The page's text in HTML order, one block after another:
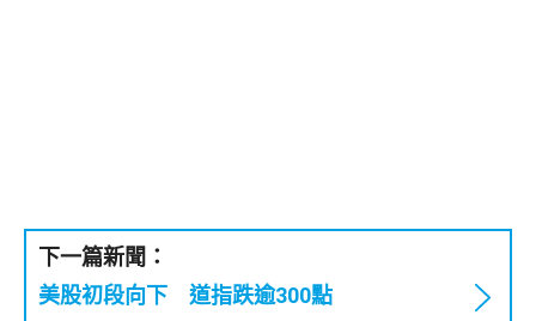
下一篇新聞：
美股初段向下 道指跌逾300點